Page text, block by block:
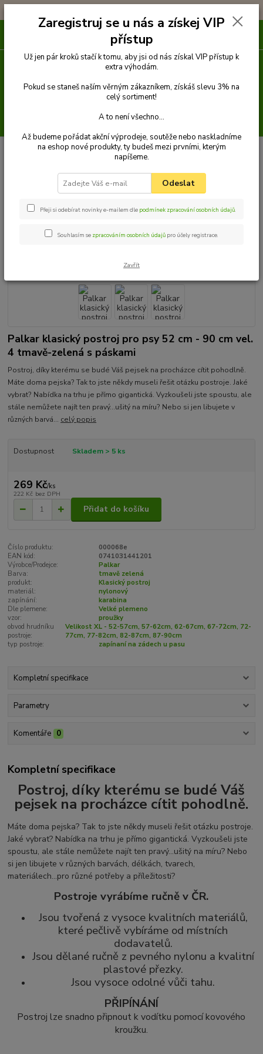
Venčení Postroje a kšírky Klasické postroje
Postroj klasik 4
Palkar klasický postroj pro psy 52 cm - 90 cm vel. 4 tmavě-zelená s
Palkar klasický postroj pro psy 52
cm - 90 cm vel. 4 tmavě-zelená s
páskami
Palkar klasický postroj pro psy 52 cm - 90 cm vel.
4 tmavě-zelená s páskami
Postroj, díky kterému se budé Váš pejsek na procházce cítit pohodlně.
Máte doma pejska? Tak to jste někdy museli řešit otázku postroje. Jaké
vybrat? Nabídka na trhu je přímo gigantická. Vyzkoušeli jste spoustu, ale
stále nemůžete najít ten pravý...ušitý na míru? Nebo si jen libujete v
různých barvá... celý popis
Dostupnost Skladem > 5 ks
269 Kč/ks
222 Kč bez DPH
Přidat do košíku
Číslo produktu:
000068e
EAN kód:
0741031441201
Výrobce/Prodejce:
Palkar
Barva:
tmavě zelená
produkt:
Klasický postroj
materiál:
nylonový
zapínání:
karabina
Dle plemene:
Velké plemeno
vzor:
proužky
obvod hrudníku
postroje:
Velikost XL - 52-57cm, 57-62cm, 62-67cm, 67-72cm, 72-
77cm, 77-82cm, 82-87cm, 87-90cm
typ postroje:
zapínaní na zádech u pasu
Kompletní specifikace
Parametry
Komentáře 0
Kompletní specifikace
Postroj, díky kterému se budé Váš
pejsek na procházce cítit pohodlně.
Máte doma pejska? Tak to jste někdy museli řešit otázku postroje.
Jaké vybrat? Nabídka na trhu je přímo gigantická. Vyzkoušeli jste
spoustu, ale stále nemůžete najít ten pravý...ušitý na míru? Nebo
si jen libujete v různých barvách, délkách, tvarech,
materiálech...pro různé potřeby a příležitosti?
Postroje vyrábíme ručně v ČR.
Jsou tvořená z vysoce kvalitních materiálů,
které pečlivě vybíráme od místních
dodavatelů.
Jsou dělané ručně z pevného nylonu a kvalitní
plastové přezky.
Jsou vysoce odolné vůči tahu.
PŘIPÍNÁNÍ
Postroj lze snadno připnout k vodítku pomocí kovového
kroužku.
Zaregistruj se u nás a získej VIP
přístup
Už jen pár kroků stačí k tomu, aby jsi od nás získal VIP přístup k
extra výhodám.
Pokud se staneš naším věrným zákazníkem, získáš slevu 3% na
celý sortiment!
A to není všechno...
Až budeme pořádat akční výprodeje, soutěže nebo naskladníme
na eshop nové produkty, ty budeš mezi prvními, kterým
napíšeme.
Odeslat
Přeji si odebírat novinky e-mailem dle podmínek zpracování osobních údajů.
Souhlasím se zpracováním osobních údajů pro účely registrace.
Zavřít